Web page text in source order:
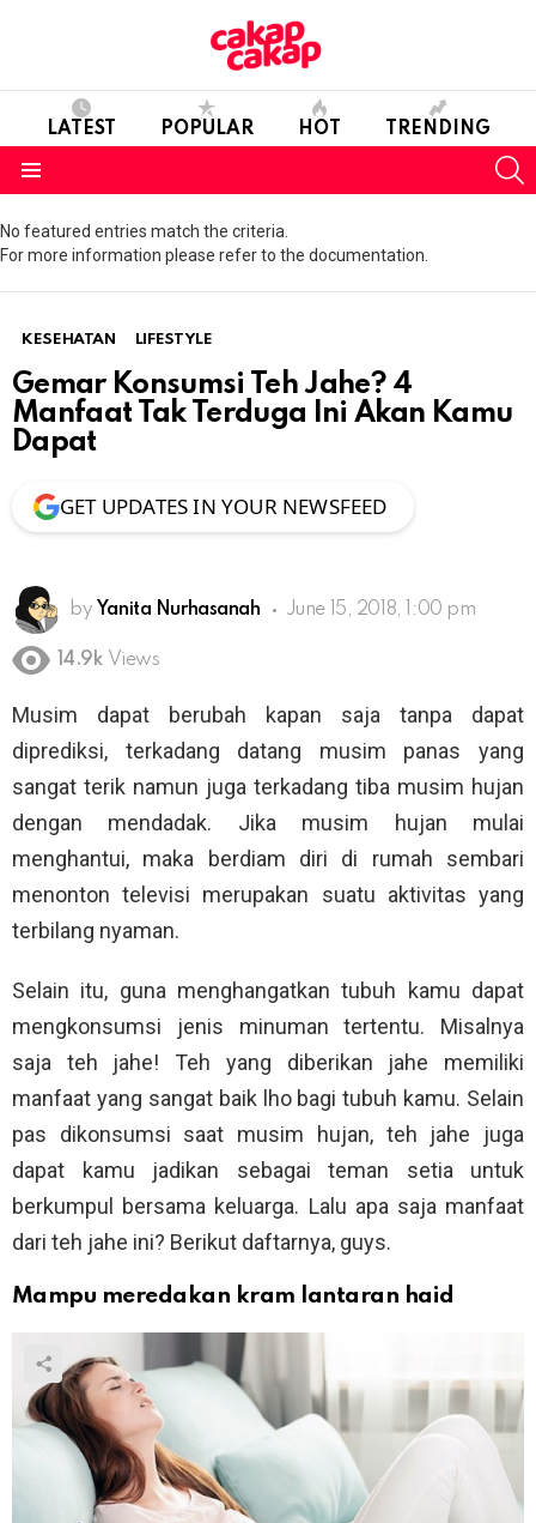
LATEST POPULAR HOT TRENDING
No featured entries match the criteria.
For more information please refer to the documentation.
KESEHATAN LIFESTYLE
Gemar Konsumsi Teh Jahe? 4
Manfaat Tak Terduga Ini Akan Kamu
Dapat
GET UPDATES IN YOUR NEWSFEED
by Yanita Nurhasanah June 15, 2018, 1:00 pm
14.9k Views
Musim dapat berubah kapan saja tanpa dapat
diprediksi, terkadang datang musim panas yang
sangat terik namun juga terkadang tiba musim hujan
dengan mendadak. Jika musim hujan mulai
menghantui, maka berdiam diri di rumah sembari
menonton televisi merupakan suatu aktivitas yang
terbilang nyaman.
Selain itu, guna menghangatkan tubuh kamu dapat
mengkonsumsi jenis minuman tertentu. Misalnya
saja teh jahe! Teh yang diberikan jahe memiliki
manfaat yang sangat baik lho bagi tubuh kamu. Selain
pas dikonsumsi saat musim hujan, teh jahe juga
dapat kamu jadikan sebagai teman setia untuk
berkumpul bersama keluarga. Lalu apa saja manfaat
dari teh jahe ini? Berikut daftarnya, guys.
Mampu meredakan kram lantaran haid